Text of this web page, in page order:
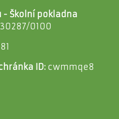
- Školní pokladna
0100
ID: cwmmqe8